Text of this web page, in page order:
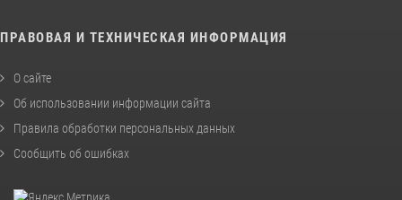
ПРАВОВАЯ И ТЕХНИЧЕСКАЯ ИНФОРМАЦИЯ
О сайте
Об использовании информации сайта
Правила обработки персональных данных
Сообщить об ошибках